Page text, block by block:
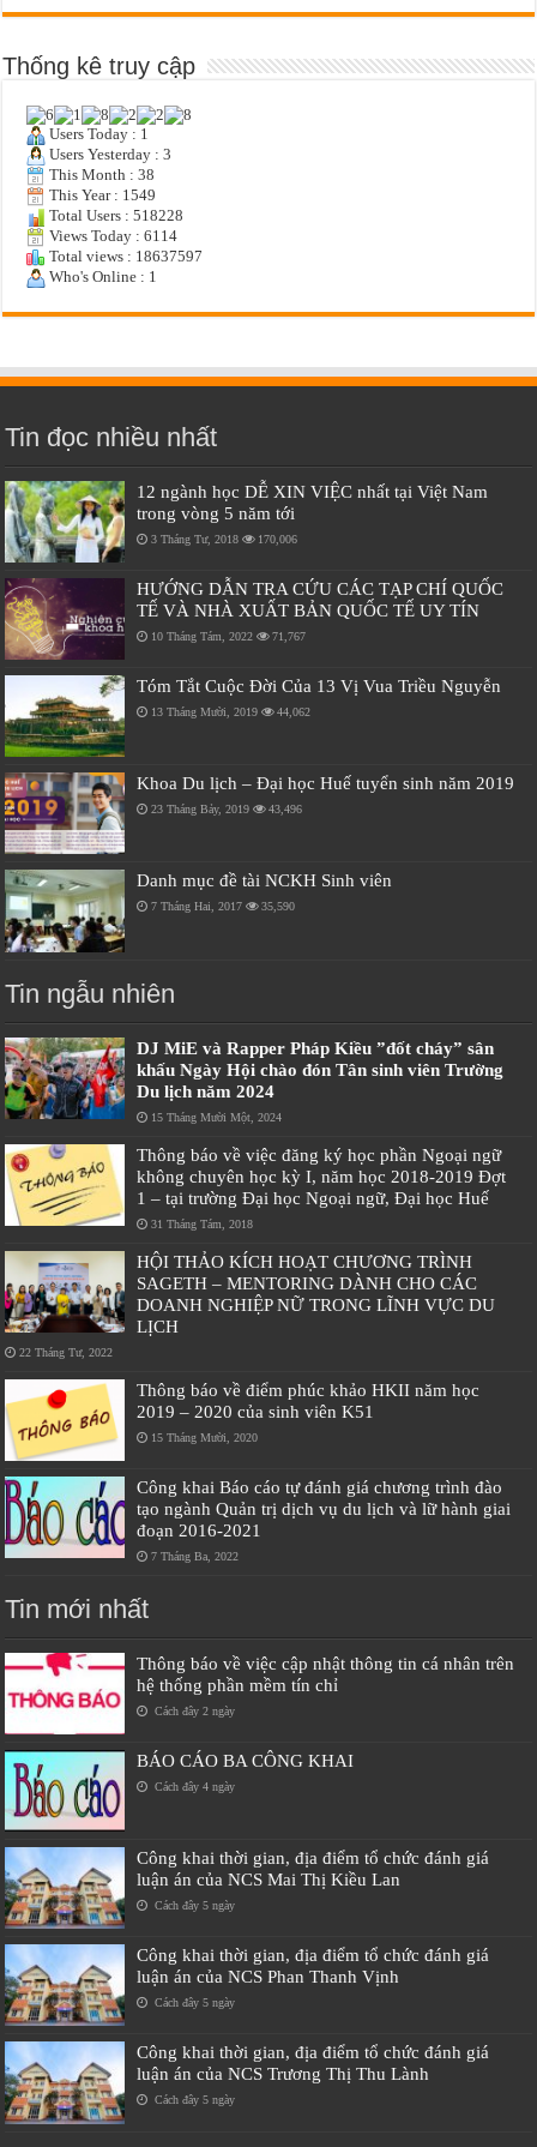
Thống kê truy cập
Users Today : 1
Users Yesterday : 3
This Month : 38
This Year : 1549
Total Users : 518228
Views Today : 6114
Total views : 18637597
Who's Online : 1
Tin đọc nhiều nhất
12 ngành học DỄ XIN VIỆC nhất tại Việt Nam
trong vòng 5 năm tới
3 Tháng Tư, 2018 170,006
HƯỚNG DẪN TRA CỨU CÁC TẠP CHÍ QUỐC
TẾ VÀ NHÀ XUẤT BẢN QUỐC TẾ UY TÍN
10 Tháng Tám, 2022 71,767
Tóm Tắt Cuộc Đời Của 13 Vị Vua Triều Nguyễn
13 Tháng Mười, 2019 44,062
Khoa Du lịch – Đại học Huế tuyển sinh năm 2019
23 Tháng Bảy, 2019 43,496
Danh mục đề tài NCKH Sinh viên
7 Tháng Hai, 2017 35,590
Tin ngẫu nhiên
DJ MiE và Rapper Pháp Kiều ”đốt cháy” sân
khấu Ngày Hội chào đón Tân sinh viên Trường
Du lịch năm 2024
15 Tháng Mười Một, 2024
Thông báo về việc đăng ký học phần Ngoại ngữ
không chuyên học kỳ I, năm học 2018-2019 Đợt
1 – tại trường Đại học Ngoại ngữ, Đại học Huế
31 Tháng Tám, 2018
HỘI THẢO KÍCH HOẠT CHƯƠNG TRÌNH
SAGETH – MENTORING DÀNH CHO CÁC
DOANH NGHIỆP NỮ TRONG LĨNH VỰC DU
LỊCH
22 Tháng Tư, 2022
Thông báo về điểm phúc khảo HKII năm học
2019 – 2020 của sinh viên K51
15 Tháng Mười, 2020
Công khai Báo cáo tự đánh giá chương trình đào
tạo ngành Quản trị dịch vụ du lịch và lữ hành giai
đoạn 2016-2021
7 Tháng Ba, 2022
Tin mới nhất
Thông báo về việc cập nhật thông tin cá nhân trên
hệ thống phần mềm tín chỉ
Cách đây 2 ngày
BÁO CÁO BA CÔNG KHAI
Cách đây 4 ngày
Công khai thời gian, địa điểm tổ chức đánh giá
luận án của NCS Mai Thị Kiều Lan
Cách đây 5 ngày
Công khai thời gian, địa điểm tổ chức đánh giá
luận án của NCS Phan Thanh Vịnh
Cách đây 5 ngày
Công khai thời gian, địa điểm tổ chức đánh giá
luận án của NCS Trương Thị Thu Lành
Cách đây 5 ngày